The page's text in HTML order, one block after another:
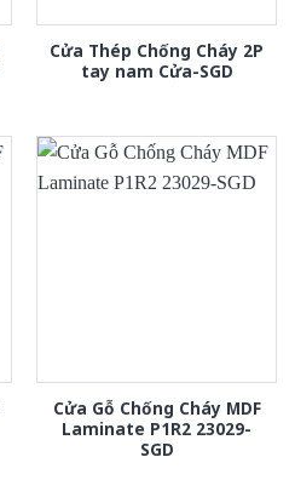
Cửa Thép Chống Cháy 2P
tay nam Cửa-SGD
Cửa Gỗ Chống Cháy MDF
Laminate P1R2 23029-
SGD